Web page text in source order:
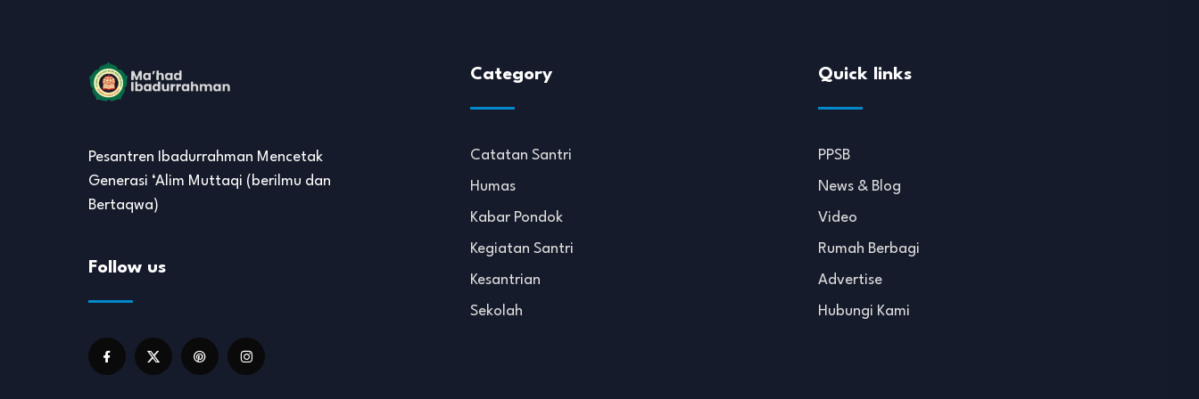
Pesantren Ibadurrahman Mencetak
Generasi ‘Alim Muttaqi (berilmu dan
Bertaqwa)
Follow us
Category
Catatan Santri
Humas
Kabar Pondok
Kegiatan Santri
Kesantrian
Sekolah
Quick links
PPSB
News & Blog
Video
Rumah Berbagi
Advertise
Hubungi Kami